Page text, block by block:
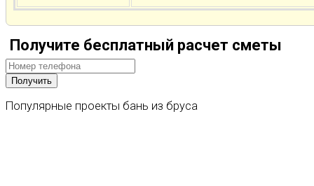
Получите бесплатный расчет сметы
Популярные проекты бань из бруса